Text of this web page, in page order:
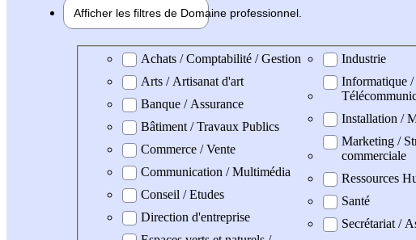
Afficher les filtres de Domaine professionnel
Domaine professionel
Achats / Comptabilité / Gestion
Arts / Artisanat d'art
Banque / Assurance
Bâtiment / Travaux Publics
Commerce / Vente
Communication / Multimédia
Conseil / Etudes
Direction d'entreprise
Industrie
Informatique /
Installation /
Marketing /
commerciale
Ressources
Santé
Secrétariat /